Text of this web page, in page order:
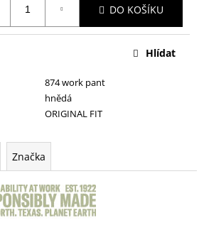
DO KOŠÍKU
874 work pant
hnědá
ORIGINAL FIT
Hlídat
Značka